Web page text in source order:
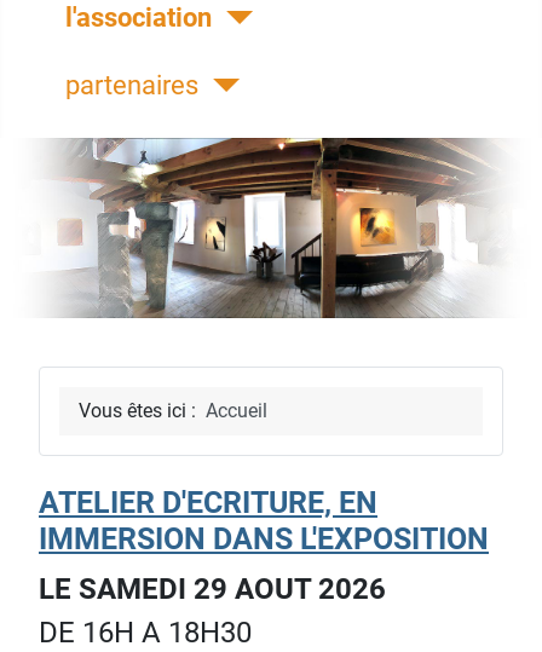
l'association
partenaires
Vous êtes ici : Accueil
ATELIER D'ECRITURE, EN
IMMERSION DANS L'EXPOSITION
LE SAMEDI 29 AOUT 2026
DE 16H A 18H30